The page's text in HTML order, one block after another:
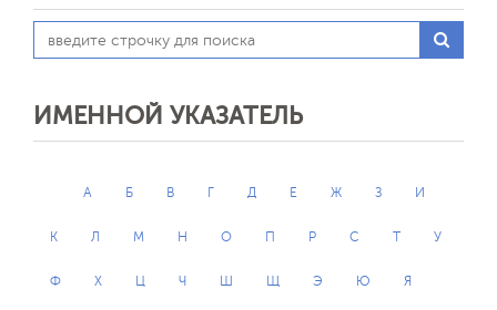
ИМЕННОЙ УКАЗАТЕЛЬ
А Б В Г Д Е Ж З И
К Л М Н О П Р С Т У
Ф Х Ц Ч Ш Щ Э Ю Я